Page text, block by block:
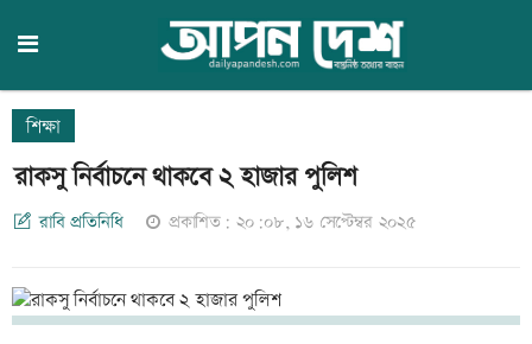
শিক্ষা
রাকসু নির্বাচনে থাকবে ২ হাজার পুলিশ
রাবি প্রতিনিধি প্রকাশিত: ২০:০৮, ১৬ সেপ্টেম্বর ২০২৫